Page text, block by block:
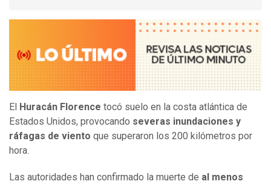
El Huracán Florence tocó suelo en la costa atlántica de
Estados Unidos, provocando severas inundaciones y
ráfagas de viento que superaron los 200 kilómetros por
hora.
Las autoridades han confirmado la muerte de al menos